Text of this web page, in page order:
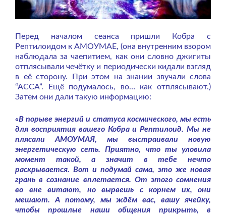
Перед началом сеанса пришли Кобра с
Рептилоидом к АМОУМАЕ, (она внутренним взором
наблюдала за чаепитием, как они словно джигиты
отплясывали чечётку и периодически кидали взгляд
в её сторону. При этом на знании звучали слова
“АССА”. Ещё подумалось, во… как отплясывают.)
Затем они дали такую информацию:
«В порыве энергий и статуса космического, мы есть
для восприятия вашего Кобра и Рептилоид. Мы не
плясали АМОУМАЯ, мы выстраивали новую
энергетическую сеть. Приятно, что ты уловила
момент такой, а значит в тебе нечто
раскрывается. Вот и подумай сама, это же новая
грань в сознание вплетается. От этого сомнения
во вне витают, но вырвешь с корнем их, они
мешают. А потому, мы ждём вас, вашу ячейку,
чтобы прошлые наши общения прикрыть, в